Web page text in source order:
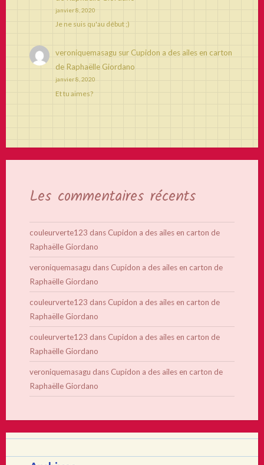
janvier 8, 2020
Je ne suis qu'au début ;)
veroniquemasagu sur Cupidon a des ailes en carton
de Raphaëlle Giordano
janvier 8, 2020
Et tu aimes?
Les commentaires récents
couleurverte123 dans Cupidon a des ailes en carton de
Raphaëlle Giordano
veroniquemasagu dans Cupidon a des ailes en carton de
Raphaëlle Giordano
couleurverte123 dans Cupidon a des ailes en carton de
Raphaëlle Giordano
couleurverte123 dans Cupidon a des ailes en carton de
Raphaëlle Giordano
veroniquemasagu dans Cupidon a des ailes en carton de
Raphaëlle Giordano